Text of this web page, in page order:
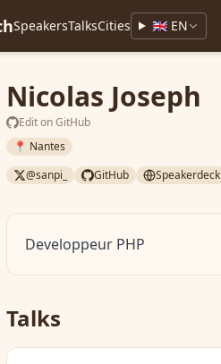
SpeakersTalksCities 🇬🇧 EN
Nicolas Joseph
Edit on GitHub
📍 Nantes
@sanpi_
GitHub Speakerdeck
Developpeur PHP
Talks